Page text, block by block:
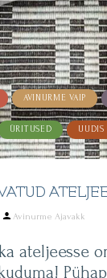
AVINURME VAIP
ÜRITUSED UUDIS
Posted
Avinurme Ajavakk
ateljeesse